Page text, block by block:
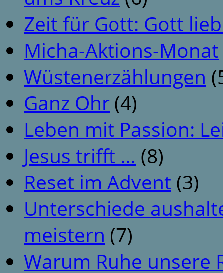
Zeit für Gott: Gott
Micha-Aktions-Monat
Wüstenerzählungen
Ganz Ohr (4)
Leben mit Passion:
Jesus trifft … (8)
Reset im Advent (3)
Unterschiede
meistern (7)
Warum Ruhe unsere